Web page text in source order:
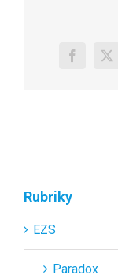
Facebook
X
Rubriky
EZS
Paradox